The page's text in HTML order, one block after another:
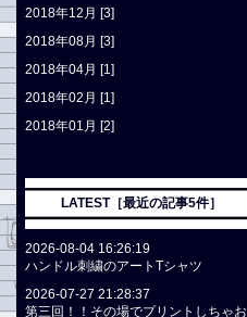
2018年12月 [3]
2018年08月 [3]
2018年04月 [1]
2018年02月 [1]
2018年01月 [2]
LATEST［最近の記事5件］
2026-08-04 16:26:19
ハンドル刺繍のアートTシャツ
2026-07-27 21:28:37
第三回！！その場でプリントしちゃお